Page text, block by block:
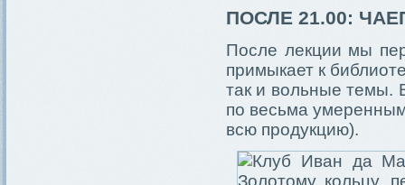
ПОСЛЕ 21.00:
После лекции мы
примыкает к
так и вольные темы.
по весьма
всю продукцию).